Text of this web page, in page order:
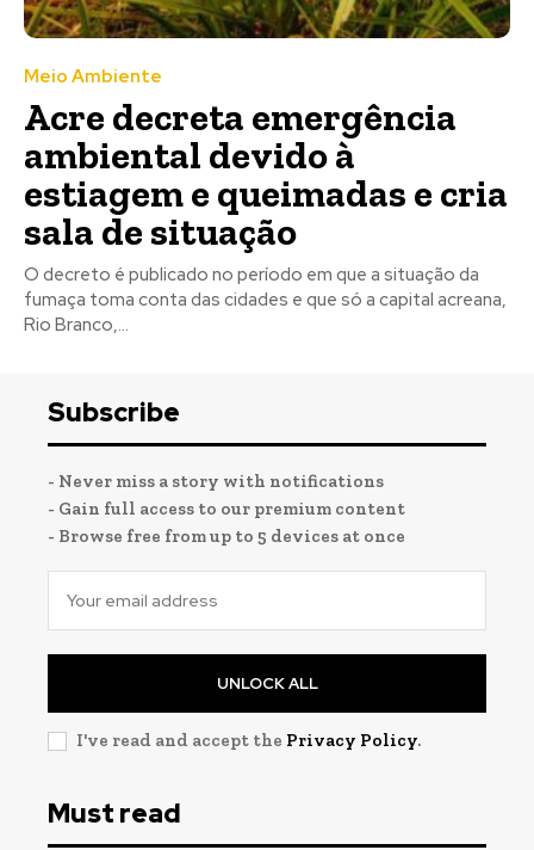
Meio Ambiente
Acre decreta emergência
ambiental devido à
estiagem e queimadas e cria
sala de situação
O decreto é publicado no período em que a situação da
fumaça toma conta das cidades e que só a capital acreana,
Rio Branco,...
Subscribe
- Never miss a story with notifications
- Gain full access to our premium content
- Browse free from up to 5 devices at once
UNLOCK ALL
I've read and accept the Privacy Policy.
Must read